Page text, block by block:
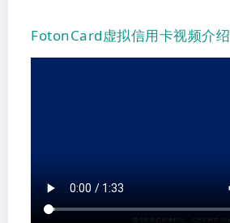
FotonCard虚拟信用卡视频介绍